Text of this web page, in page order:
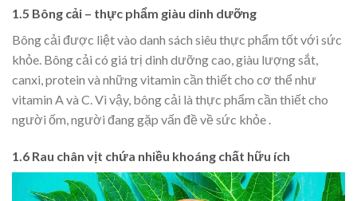
1.5 Bông cải – thực phẩm giàu dinh dưỡng
Bông cải được liệt vào danh sách siêu thực phẩm tốt với sức
khỏe. Bông cải có giá trị dinh dưỡng cao, giàu lượng sắt,
canxi, protein và những vitamin cần thiết cho cơ thể như
vitamin A và C. Vì vậy, bông cải là thực phẩm cần thiết cho
người ốm, người đang gặp vấn đề về sức khỏe .
1.6 Rau chân vịt chứa nhiều khoáng chất hữu ích